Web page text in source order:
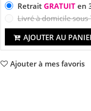
Retrait GRATUITen
Livré à domicile sous
AJOUTER AU
Ajouter à mes favoris